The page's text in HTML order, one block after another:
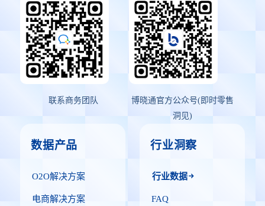
联系商务团队
博晓通官方公众号(即时零售
洞见)
数据产品
O2O解决方案
电商解决方案
行业洞察
行业数据
FAQ